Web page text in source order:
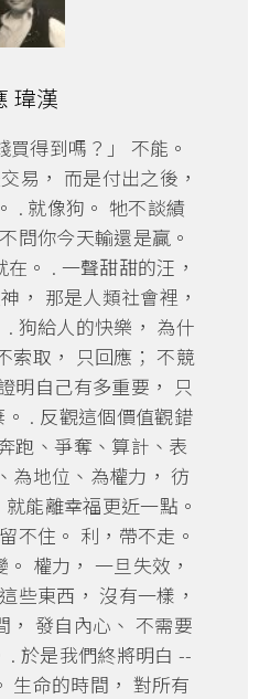
瑋漢
買得到嗎？」 不能。
易， 而是付出之後，
. 就像狗。 牠不談績
問你今天輸還是贏。
。 . 一聲甜甜的汪，
， 那是人類社會裡，
. 狗給人的快樂， 為什
索取， 只回應； 不競
明自己有多重要， 只
. 反觀這個價值觀錯
跑、爭奪、算計、表
為地位、為權力， 彷
能離幸福更近一點。
不住。 利，帶不走。
權力， 一旦失效，
些東西， 沒有一樣，
， 發自內心、 不需要
. 於是我們終將明白 --
生命的時間， 對所有